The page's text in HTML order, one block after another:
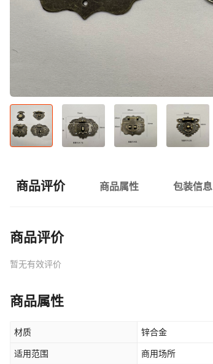
商品评价 商品属性 包装信息
商品评价
暂无有效评价
商品属性
材质 锌合金
适用范围 商用场所